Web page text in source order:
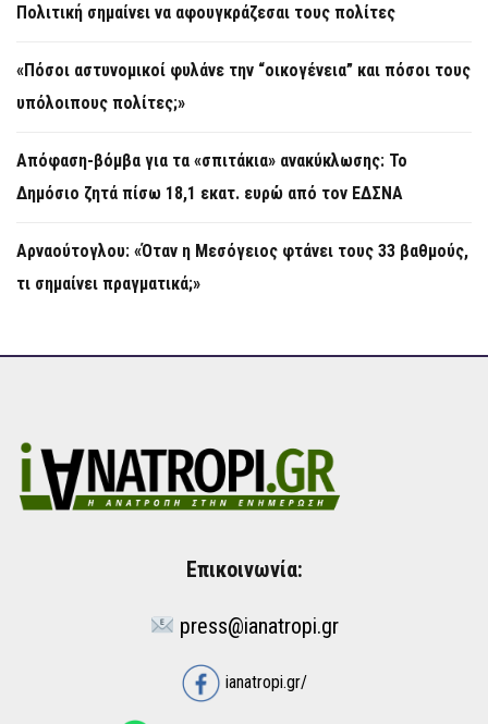
Πολιτική σημαίνει να αφουγκράζεσαι τους πολίτες
«Πόσοι αστυνομικοί φυλάνε την “οικογένεια” και πόσοι τους
υπόλοιπους πολίτες;»
Απόφαση-βόμβα για τα «σπιτάκια» ανακύκλωσης: Το
Δημόσιο ζητά πίσω 18,1 εκατ. ευρώ από τον ΕΔΣΝΑ
Αρναούτογλου: «Όταν η Μεσόγειος φτάνει τους 33 βαθμούς,
τι σημαίνει πραγματικά;»
Επικοινωνία:
press@ianatropi.gr
ianatropi.gr/